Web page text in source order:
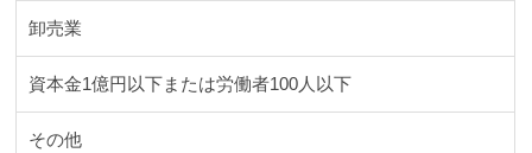
卸売業
資本金1億円以下または労働者100人以下
その他